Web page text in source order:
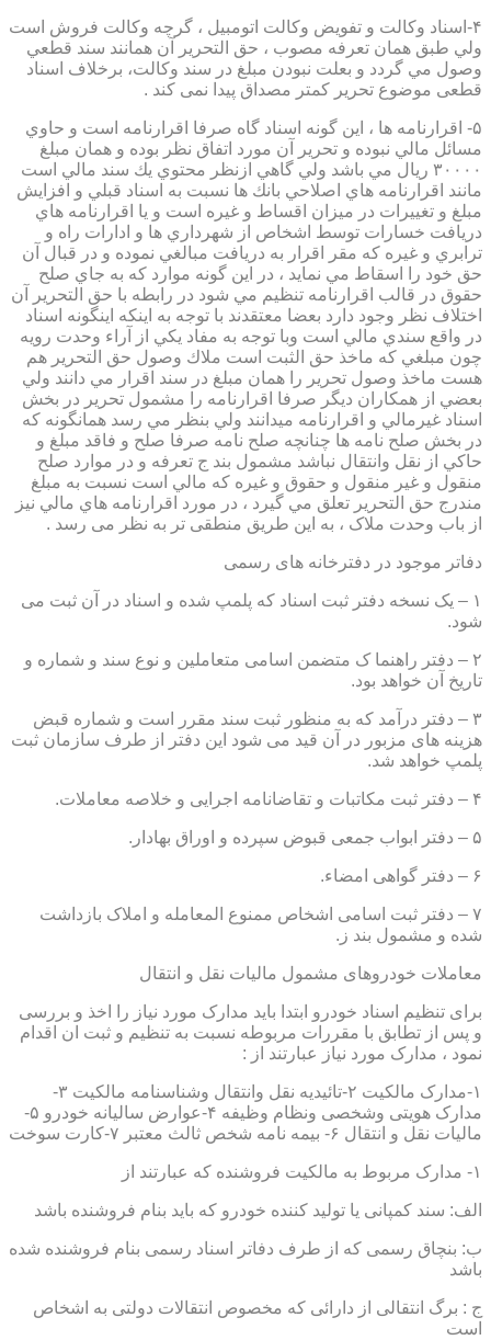
۴-اسناد وكالت و تفويض وكالت اتومبيل ، گرچه وكالت فروش است
ولي طبق همان تعرفه مصوب ، حق التحرير آن همانند سند قطعي
وصول مي گردد و بعلت نبودن مبلغ در سند وكالت، برخلاف اسناد
قطعی موضوع تحریر کمتر مصداق پیدا نمی کند .
۵- اقرارنامه ها ، اين گونه اسناد گاه صرفا اقرارنامه است و حاوي
مسائل مالي نبوده و تحرير آن مورد اتفاق نظر بوده و همان مبلغ
۳۰۰۰۰ ريال مي باشد ولي گاهي ازنظر محتوي يك سند مالي است
مانند اقرارنامه هاي اصلاحي بانك ها نسبت به اسناد قبلي و افزايش
مبلغ و تغييرات در ميزان اقساط و غيره است و يا اقرارنامه هاي
دريافت خسارات توسط اشخاص از شهرداري ها و ادارات راه و
ترابري و غيره كه مقر اقرار به دريافت مبالغي نموده و در قبال آن
حق خود را اسقاط مي نمايد ، در اين گونه موارد كه به جاي صلح
حقوق در قالب اقرارنامه تنظيم مي شود در رابطه با حق التحرير آن
اختلاف نظر وجود دارد بعضا معتقدند با توجه به اينكه اينگونه اسناد
در واقع سندي مالي است وبا توجه به مفاد يكي از آراء وحدت رويه
چون مبلغي كه ماخذ حق الثبت است ملاك وصول حق التحرير هم
هست ماخذ وصول تحرير را همان مبلغ در سند اقرار مي دانند ولي
بعضي از همكاران ديگر صرفا اقرارنامه را مشمول تحرير در بخش
اسناد غيرمالي و اقرارنامه ميدانند ولي بنظر مي رسد همانگونه كه
در بخش صلح نامه ها چنانچه صلح نامه صرفا صلح و فاقد مبلغ و
حاكي از نقل وانتقال نباشد مشمول بند ج تعرفه و در موارد صلح
منقول و غير منقول و حقوق و غيره كه مالي است نسبت به مبلغ
مندرج حق التحرير تعلق مي گيرد ، در مورد اقرارنامه هاي مالي نيز
از باب وحدت ملاک ، به این طریق منطقی تر به نظر می رسد .
دفاتر موجود در دفترخانه های رسمی
۱ – یک نسخه دفتر ثبت اسناد که پلمپ شده و اسناد در آن ثبت می
شود.
۲ – دفتر راهنما ک متضمن اسامی متعاملین و نوع سند و شماره و
تاریخ آن خواهد بود.
۳ – دفتر درآمد که به منظور ثبت سند مقرر است و شماره قبض
هزینه های مزبور در آن قید می شود این دفتر از طرف سازمان ثبت
پلمپ خواهد شد.
۴ – دفتر ثبت مکاتبات و تقاضانامه اجرایی و خلاصه معاملات.
۵ – دفتر ابواب جمعی قبوض سپرده و اوراق بهادار.
۶ – دفتر گواهی امضاء.
۷ – دفتر ثبت اسامی اشخاص ممنوع المعامله و املاک بازداشت
شده و مشمول بند ز.
معاملات خودروهای مشمول مالیات نقل و انتقال
برای تنظیم اسناد خودرو ابتدا باید مدارک مورد نیاز را اخذ و بررسی
و پس از تطابق با مقررات مربوطه نسبت به تنظیم و ثبت ان اقدام
نمود ، مدارک مورد نیاز عبارتند از :
۱-مدارک مالکیت ۲-تائیدیه نقل وانتقال وشناسنامه مالکیت ۳-
مدارک هویتی وشخصی ونظام وظیفه ۴-عوارض سالیانه خودرو ۵-
مالیات نقل و انتقال ۶- بیمه نامه شخص ثالث معتبر ۷-کارت سوخت
۱- مدارک مربوط به مالکیت فروشنده که عبارتند از
الف: سند کمپانی یا تولید کننده خودرو که باید بنام فروشنده باشد
ب: بنچاق رسمی که از طرف دفاتر اسناد رسمی بنام فروشنده شده
باشد
ج : برگ انتقالی از دارائی که مخصوص انتقالات دولتی به اشخاص
است